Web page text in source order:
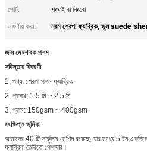
পোর্ট:
শংঘাই বা নিংবো
লক্ষণীয় করা:
নরম শেরপা ফ্যাব্রিক, ভুল suede
জাল মেষশাবক পশম
সবিস্তার বিবরণী
1, পণ্য: শেরপা পশম ফ্যাব্রিক
2, প্রস্থ: 1.5 মি ~ 2.5 মি
3, গ্রাম: 150gsm ~ 400gsm
সংক্ষিপ্ত ভূমিকা
আমাদের 40 টি সার্কুলার মেশিন রয়েছে, যার মধ্যে 5 টন
ফ্যাব্রিক তৈরিতে পেশাদার।